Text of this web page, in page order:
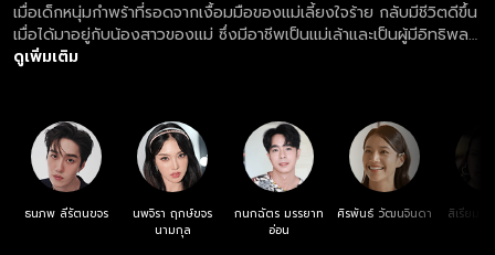
เมื่อเด็กหนุ่มกำพร้าที่รอดจากเงื้อมมือของแม่เลี้ยงใจร้าย กลับมีชีวิตดีขึ้น
เมื่อได้มาอยู่กับน้องสาวของแม่ ซึ่งมีอาชีพเป็นแม่เล้าและเป็นผู้มีอิทธิพล
ในธุรกิจมืด เมื่อเติบโตขึ้นเขาจึงตั้งใจว่าจะกลับมาแก้แค้นในสิ่งที่เคย
ดูเพิ่มเติม
ธนภพ ลีรัตนขจร
นพจิรา ฤกษ์ขจร
นามกุล
กนกฉัตร มรรยาท
อ่อน
ศิรพันธ์ วัฒนจินดา
สิเรียม